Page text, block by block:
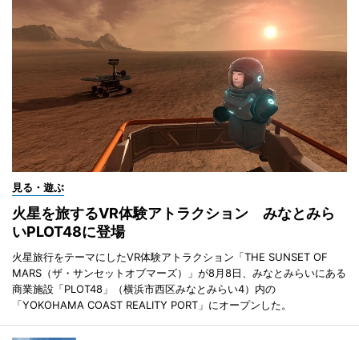
見る・遊ぶ
火星を旅するVR体験アトラクション みなとみら
いPLOT48に登場
火星旅行をテーマにしたVR体験アトラクション「THE SUNSET OF
MARS（ザ・サンセットオブマーズ）」が8月8日、みなとみらいにある
商業施設「PLOT48」（横浜市西区みなとみらい4）内の
「YOKOHAMA COAST REALITY PORT」にオープンした。